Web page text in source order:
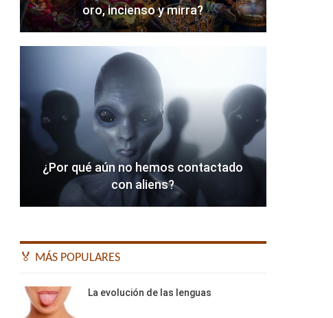
oro, incienso y mirra?
¿Por qué aún no hemos contactado
con aliens?
🏅 MÁS POPULARES
La evolución de las lenguas